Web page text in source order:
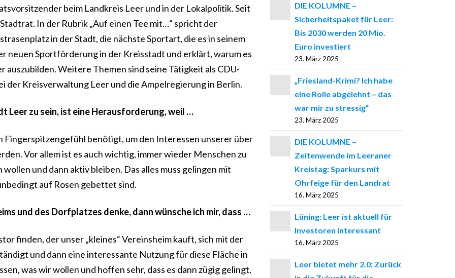
beim Landkreis Leer und in der Lokalpolitik. Seit
In der Rubrik „Auf einen Tee mit…“ spricht der
in der Stadt, die nächste Sportart, die es in seinem
neuen Sportförderung in der Kreisstadt und erklärt, warum es
auszubilden. Weitere Themen sind seine Tätigkeit als CDU-
der Kreisverwaltung Leer und die Ampelregierung in Berlin.
Leer zu sein, ist eine Herausforderung, weil …
Fingerspitzengefühl benötigt, um den Interessen unserer über
Vor allem ist es auch wichtig, immer wieder Menschen zu
und dann aktiv bleiben. Das alles muss gelingen mit
auf Rosen gebettet sind.
und des Dorfplatzes denke, dann wünsche ich mir, dass …
finden, der unser „kleines“ Vereinsheim kauft, sich mit der
und dann eine interessante Nutzung für diese Fläche in
was wir wollen und hoffen sehr, dass es dann zügig gelingt,
DIE KOLUMNE –
Sicherheitspaket für Leer:
Bis 2030 werden 20 Mio.
Euro investiert
23. März 2025
„Friesland-Krimi? Ich habe
eine Rolle abgelehnt – das
war mir zu stressig“
23. März 2025
DIE KOLUMNE –
Zeitenwende im Leeraner
Kreistag: Sparkurs mit
Ohrfeige für den Landrat
16. März 2025
Lüning: Leer ist aktuell für
Investoren interessant
16. März 2025
Leer bietet mehr 2.0: Zurück